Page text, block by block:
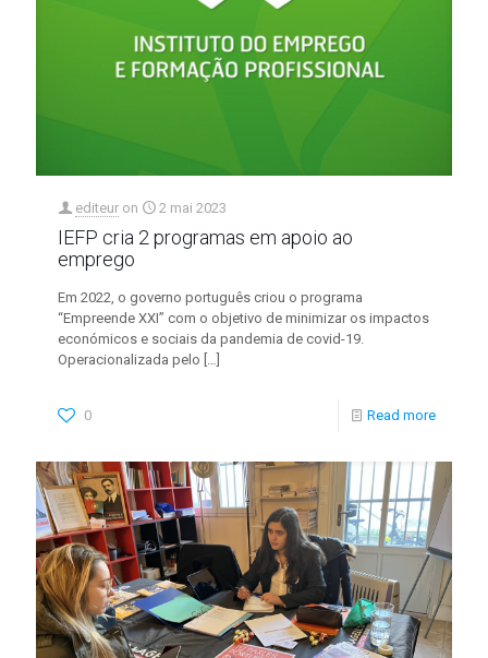
editeur on 2 mai 2023
IEFP cria 2 programas em apoio ao
emprego
Em 2022, o governo português criou o programa
“Empreende XXI” com o objetivo de minimizar os impactos
económicos e sociais da pandemia de covid-19.
Operacionalizada pelo […]
0 Read more